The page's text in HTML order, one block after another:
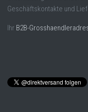
Geschäftskontakte und
Ihr B2B-